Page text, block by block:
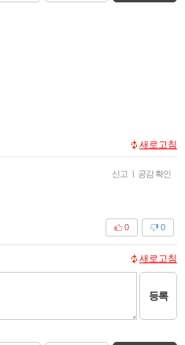
새로고침
신고 | 공감 확인
0
0
새로고침
등록